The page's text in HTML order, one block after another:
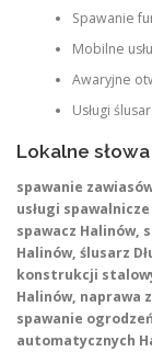
Spawanie
Mobilne
Awaryjne
Usługi
Lokalne
spawanie
usługi
spawacz Halinów,
Halinów, ślusarz
konstrukcji
Halinów, naprawa
spawanie
automatycznych